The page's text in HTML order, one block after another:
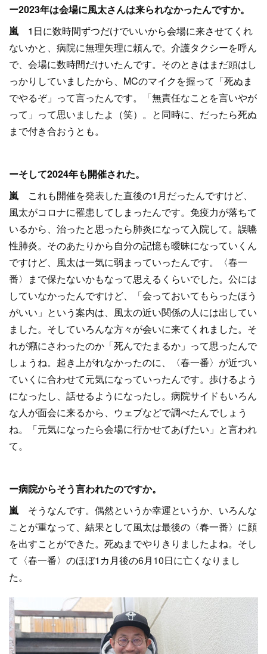
ー2023年は会場に風太さんは来られなかったんですか。
嵐 1日に数時間ずつだけでいいから会場に来させてくれ
ないかと、病院に無理矢理に頼んで。介護タクシーを呼ん
で、会場に数時間だけいたんです。そのときはまだ頭はし
っかりしていましたから、MCのマイクを握って「死ぬま
でやるぞ」って言ったんです。「無責任なことを言いやが
って」って思いましたよ（笑）。と同時に、だったら死ぬ
まで付き合おうとも。
ーそして2024年も開催された。
嵐 これも開催を発表した直後の1月だったんですけど、
風太がコロナに罹患してしまったんです。免疫力が落ちて
いるから、治ったと思ったら肺炎になって入院して。誤嚥
性肺炎。そのあたりから自分の記憶も曖昧になっていくん
ですけど、風太は一気に弱まっていったんです。〈春一
番〉まで保たないかもなって思えるくらいでした。公には
していなかったんですけど、「会っておいてもらったほう
がいい」という案内は、風太の近い関係の人には出してい
ました。そしていろんな方々が会いに来てくれました。そ
れが癪にさわったのか「死んでたまるか」って思ったんで
しょうね。起き上がれなかったのに、〈春一番〉が近づい
ていくに合わせて元気になっていったんです。歩けるよう
になったし、話せるようになったし。病院サイドもいろん
な人が面会に来るから、ウェブなどで調べたんでしょう
ね。「元気になったら会場に行かせてあげたい」と言われ
て。
ー病院からそう言われたのですか。
嵐 そうなんです。偶然というか幸運というか、いろんな
ことが重なって、結果として風太は最後の〈春一番〉に顔
を出すことができた。死ぬまでやりきりましたよね。そし
て〈春一番〉のほぼ1カ月後の6月10日に亡くなりまし
た。